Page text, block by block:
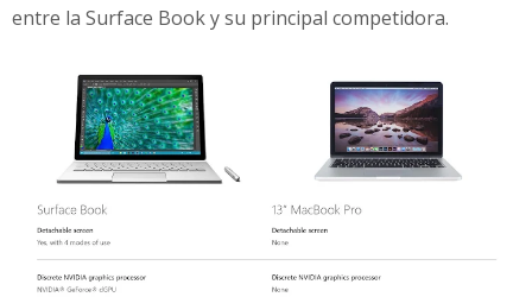
entre la Surface Book y su principal competidora.